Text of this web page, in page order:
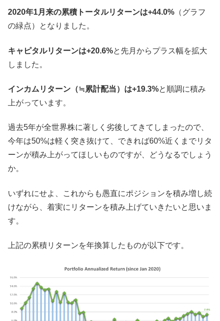
2020年1月来の累積トータルリターンは+44.0% （グラフ
の緑点）となりました。
キャピタルリターンは+20.6%と先月からプラス幅を拡大
しました。
インカムリターン（≒累計配当）は+19.3%と順調に積み
上がっています。
過去5年が全世界株に著しく劣後してきてしまったので、
今年は50%は軽く突き抜けて、できれば60%近くまでリタ
ーンが積み上がってほしいものですが、どうなるでしょう
か。
いずれにせよ、これからも愚直にポジションを積み増し続
けながら、着実にリターンを積み上げていきたいと思いま
す。
上記の累積リターンを年換算したものが以下です。